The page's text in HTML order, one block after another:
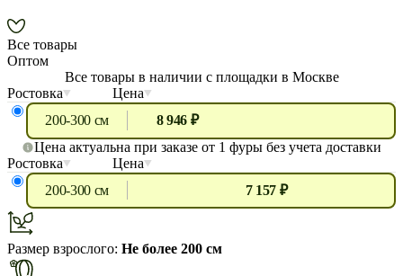
Все товары
Оптом
Все товары в наличии с площадки в Москве
Ростовка
Цена
200-300 см
8 946 ₽
Цена актуальна при заказе от 1 фуры без учета доставки
Ростовка
Цена
200-300 см
7 157 ₽
Размер взрослого: Не более 200 см